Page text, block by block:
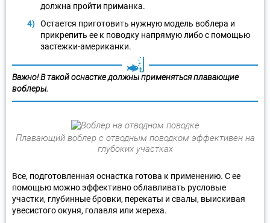
должна пройти приманка.
Остается приготовить нужную модель воблера и
прикрепить ее к поводку напрямую либо с помощью
застежки-американки.
Важно! В такой оснастке должны применяться плавающие
воблеры.
Плавающий воблер с отводным поводком эффективен на
глубоких участках
Все, подготовленная оснастка готова к применению. С ее
помощью можно эффективно облавливать русловые
участки, глубинные бровки, перекаты и свалы, выискивая
увесистого окуня, голавля или жереха.